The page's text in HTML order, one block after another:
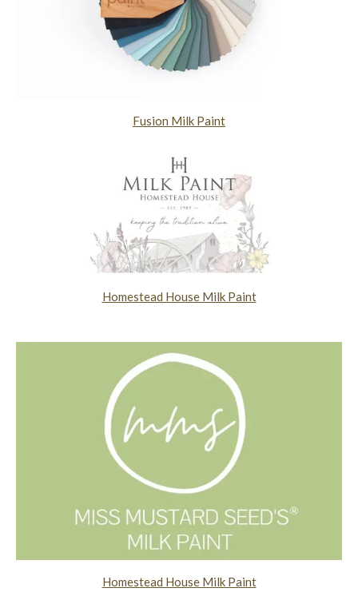
Fusion Milk Paint
Homestead House Milk Paint
Homestead House Milk Paint